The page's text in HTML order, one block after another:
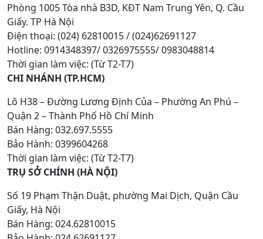
Phòng 1005 Tòa nhà B3D, KĐT Nam Trung Yên, Q. Cầu
Giấy. TP Hà Nội
Điện thoại: (024) 62810015 / (024)62691127
Hotline: 0914348397/ 0326975555/ 0983048814
Thời gian làm việc: (Từ T2-T7)
CHI NHÁNH (TP.HCM)
Lô H38 – Đường Lương Định Của – Phường An Phú –
Quận 2 – Thành Phố Hồ Chí Minh
Bán Hàng: 032.697.5555
Bảo Hành: 0399604268
Thời gian làm việc: (Từ T2-T7)
TRỤ SỞ CHÍNH (HÀ NỘI)
Số 19 Phạm Thận Duật, phường Mai Dịch, Quận Cầu
Giấy, Hà Nội
Bán Hàng: 024.62810015